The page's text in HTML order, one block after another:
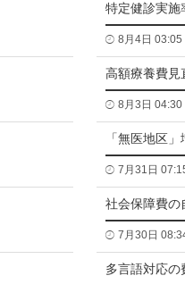
特定健診実
8月4日 03:05
高額療養費
8月3日 04:30
「無医地区
7月31日
社会保障費の
7月30日
多言語対応の